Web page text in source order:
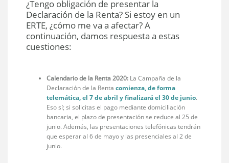
¿Tengo obligación de presentar la
Declaración de la Renta? Si estoy en un
ERTE, ¿cómo me va a afectar? A
continuación, damos respuesta a estas
cuestiones:
Calendario de la Renta 2020: La Campaña de la
Declaración de la Rentacomienza, de forma
telemática, el 7 de abril y finalizará el 30 de junio.
Eso sí; si solicitas el pago mediante domiciliación
bancaria, el plazo de presentación se reduce al 25 de
junio. Además, las presentaciones telefónicas tendrán
que esperar al 6 de mayo y las presenciales al 2 de
junio.